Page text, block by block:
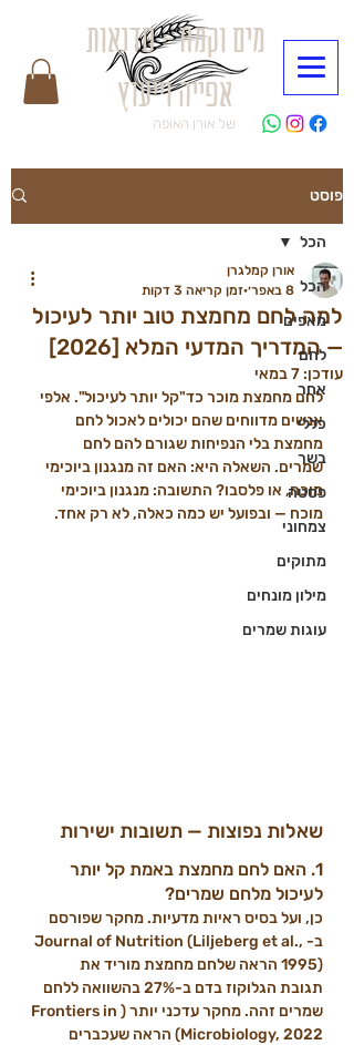
מים וקמח - סדנאות
אפייה וייעוץ
של אורן האופה
פוסט
הכל
מאפים
לחם
אחר
כללי
בשר
פסטה
צמחוני
מתוקים
מילון מונחים
עוגות שמרים
הכל
למה לחם מחמצת טוב יותר לעיכול
— המדריך המדעי המלא [2026]
אורן קמלגרן
8 באפר׳
זמן קריאה 3 דקות
עודכן:7 במאי
לחם מחמצת מוכר כד"קל יותר לעיכול". אלפי
אנשים מדווחים שהם יכולים לאכול לחם
מחמצת בלי הנפיחות שגורם להם לחם
שמרים. השאלה היא: האם זה מנגנון ביוכימי
מוכח, או פלסבו? התשובה: מנגנון ביוכימי
מוכח — ובפועל יש כמה כאלה, לא רק אחד.
שאלות נפוצות — תשובות ישירות
1. האם לחם מחמצת באמת קל יותר
לעיכול מלחם שמרים?
כן, ועל בסיס ראיות מדעיות. מחקר שפורסם
ב-Journal of Nutrition (Liljeberg et al.,
1995) הראה שלחם מחמצת מוריד את
תגובת הגלוקוז בדם ב-27% בהשוואה ללחם
שמרים זהה. מחקר עדכני יותר (Frontiers in
Microbiology, 2022) הראה שעכברים